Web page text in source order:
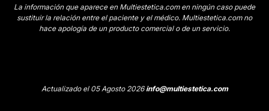
La información que aparece en Multiestetica.com en ningún caso puede
sustituir la relación entre el paciente y el médico. Multiestetica.com no
hace apología de un producto comercial o de un servicio.
Actualizado el 05 Agosto 2026info@multiestetica.com